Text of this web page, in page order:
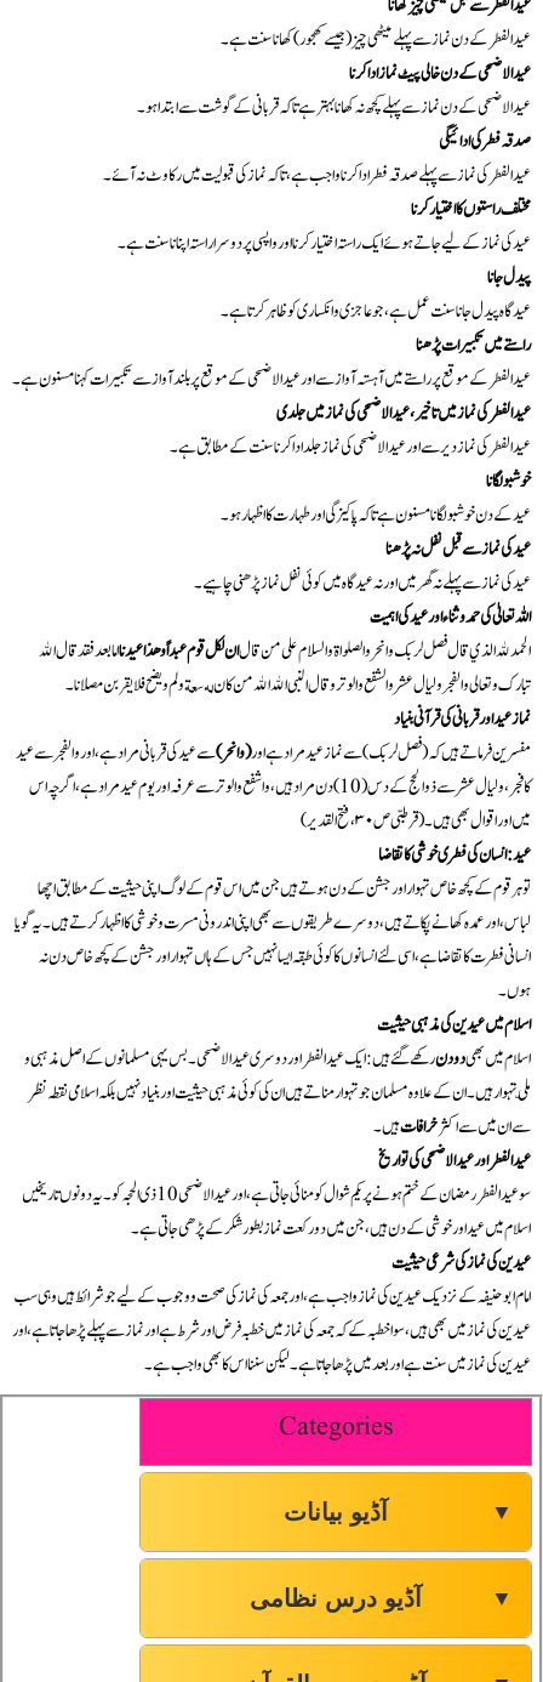
عید الفطر سے قبل میٹھی چیز کھانا
عید الفطر کے دن نماز سے پہلے میٹھی چیز (جیسے کھجور) کھانا سنت ہے۔
عید الاضحی کے دن خالی پیٹ نماز ادا کرنا
عید الاضحی کے دن نماز سے پہلے کچھ نہ کھانا بہتر ہے تاکہ قربانی کے گوشت سے ابتدا ہو۔
صدقہ فطر کی ادائیگی
عید الفطر کی نماز سے پہلے صدقہ فطر ادا کرنا واجب ہے، تاکہ نماز کی قبولیت میں رکاوٹ نہ آئے۔
مختلف راستوں کا اختیار کرنا
عید کی نماز کے لیے جاتے ہوئے ایک راستہ اختیار کرنا اور واپسی پر دوسرا راستہ اپنانا سنت ہے۔
پیدل جانا
عید گاہ پیدل جانا سنت عمل ہے، جو عاجزی و انکساری کو ظاہر کرتا ہے۔
راستے میں تکبیرات پڑھنا
عید الفطر کے موقع پر راستے میں آہستہ آواز سے اور عید الاضحی کے موقع پر بلند آواز سے تکبیرات کہنا مسنون ہے۔
عید الفطر کی نماز میں تاخیر، عید الاضحی کی نماز میں جلدی
عید الفطر کی نماز دیر سے اور عید الاضحی کی نماز جلد ادا کرنا سنت کے مطابق ہے۔
خوشبو لگانا
عید کے دن خوشبو لگانا مسنون ہے تاکہ پاکیزگی اور طہارت کا اظہار ہو۔
عید کی نماز سے قبل نفل نہ پڑھنا
عید کی نماز سے پہلے نہ گھر میں اور نہ عید گاہ میں کوئی نفل نماز پڑھنی چاہیے۔
اللہ تعالیٰ کی حمد و ثناء اور عید کی اہمیت
الحمد لله الذي قال فصل لربك وانحر و الصلواة والسلام على من قالان لكل قوم عبداً و هذا عيدنااما بعد فقد قال الله
تبارک و تعالی و الفجر ولیال عشر و الشفع والوتر وقال النبى الله الله من كان له سعة ولم ويضح فلا يقربن مصلانا۔
نماز عید اور قربانی کی قرآنی بنیاد
مفسرین فرماتے ہیں کہ (فصل لربک) سے نماز عید مراد ہے اور(وانحر)سے عید کی قربانی مراد ہے، اور والفجر سے عید
کا فجر، ولیال عشر سے ذوالحج کے دس (10) دن مراد ہیں، واشفع والوتر سے عرفہ اور یوم عید مراد ہے، اگرچہ اس
میں اور اقوال بھی ہیں۔ (قرطبی ص ۳۰، فتح القدير)
عید: انسان کی فطری خوشی کا تقاضا
تو ہر قوم کے کچھ خاص تہوار اور جشن کے دن ہوتے ہیں جن میں اس قوم کے لوگ اپنی حیثیت کے مطابق اچھا
لباس، اور عمدہ کھانے پکاتے ہیں، دوسرے طریقوں سے بھی اپنی اندرونی مسرت و خوشی کا اظہار کرتے ہیں۔ یہ گویا
انسانی فطرت کا تقاضا ہے، اسی لئے انسانوں کا کوئی طبقہ ایسا نہیں جس کے ہاں تہوار اور جشن کے کچھ خاص دن نہ
ہوں۔
اسلام میں عیدین کی مذہبی حیثیت
اسلام میں بھیدو دنرکھے گئے ہیں: ایک عید الفطر اور دوسری عید الاضحی۔ بس یہی مسلمانوں کے اصل مذہبی و
ملّی تہوار ہیں۔ ان کے علاوہ مسلمان جو تہوار مناتے ہیں ان کی کوئی مذہبی حیثیت اور بنیاد نہیں بلکہ اسلامی نقطہ نظر
سے ان میں سے اکثرخرافاتہیں۔
عید الفطر اور عید الاضحی کی تواریخ
سو عید الفطر رمضان کے ختم ہونے پر یکم شوال کو منائی جاتی ہے، اور عید الاضحی 10 ذی الحجہ کو۔ یہ دونوں تاریخیں
اسلام میں عید اور خوشی کے دن ہیں، جن میں دو رکعت نماز بطور شکر کے پڑھی جاتی ہے۔
عیدین کی نماز کی شرعی حیثیت
امام ابوحنیفہ کے نزدیک عیدین کی نماز واجب ہے، اور جمعہ کی نماز کی صحت و وجوب کے لیے جو شرائط ہیں وہی سب
عیدین کی نماز میں بھی ہیں، سوا خطبہ کے کہ جمعہ کی نماز میں خطبہ فرض اور شرط ہے اور نماز سے پہلے پڑھا جاتا ہے، اور
عیدین کی نماز میں سنت ہے اور بعد میں پڑھا جاتا ہے۔ لیکن سننا اس کا بھی واجب ہے۔
Categories
آڈیو بیانات ▼
آڈیو درس نظامی ▼